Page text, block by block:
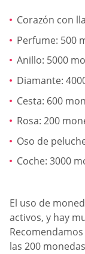
Corazón con
Perfume: 500
Anillo: 5000
Diamante:
Cesta: 600
Rosa: 200
Oso de
Coche: 3000
El uso de
activos, y hay
las 200